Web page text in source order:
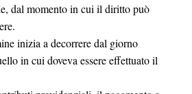
dal momento in cui il diritto può
inizia a decorrere dal giorno
in cui doveva essere effettuato il